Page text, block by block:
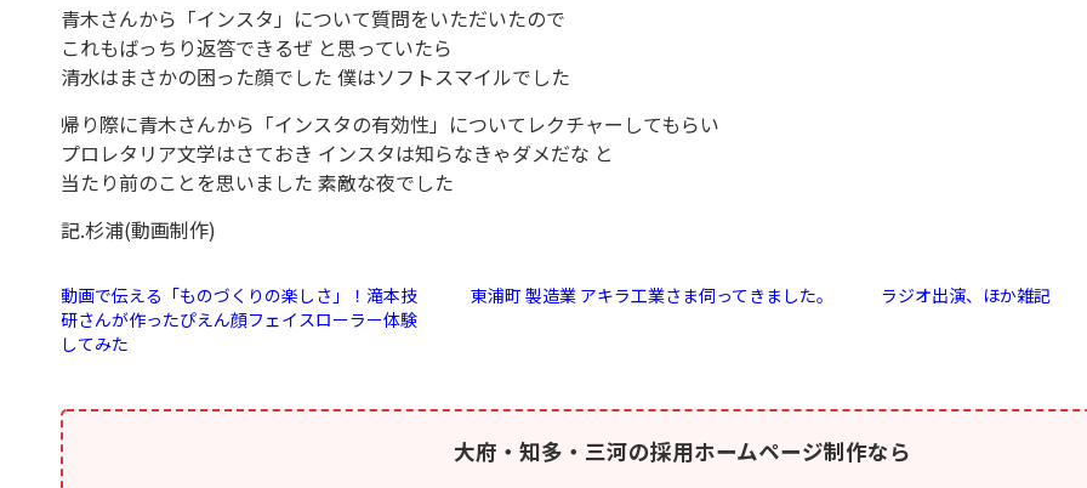
青木さんから「インスタ」について質問をいただいたので
これもばっちり返答できるぜ と思っていたら
清水はまさかの困った顔でした 僕はソフトスマイルでした
帰り際に青木さんから「インスタの有効性」についてレクチャーしてもらい
プロレタリア文学はさておき インスタは知らなきゃダメだな と
当たり前のことを思いました 素敵な夜でした
記.杉浦(動画制作)
動画で伝える「ものづくりの楽しさ」！滝本技
研さんが作ったぴえん顔フェイスローラー体験
してみた
東浦町 製造業 アキラ工業さま伺ってきました。 ラジオ出演、ほか雑記
大府・知多・三河の採用ホームページ制作なら